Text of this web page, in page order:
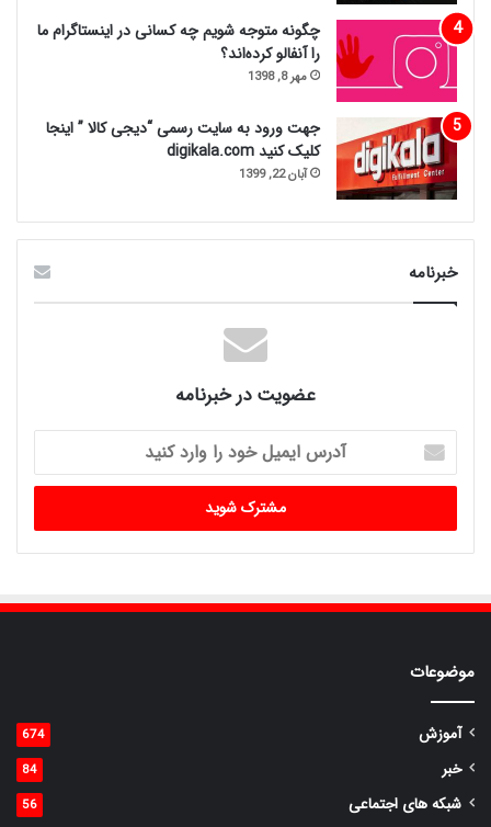
چگونه متوجه شویم چه کسانی در اینستاگرام ما
را آنفالو کرده‌اند؟
مهر 8, 1398
جهت ورود به سایت رسمی “دیجی کالا ” اینجا
کلیک کنید digikala.com
آبان 22, 1399
خبرنامه
عضویت در خبرنامه
آدرس
ایمیل
خود
وارد
کنید
موضوعات
آموزش 674
خبر 84
شبکه های اجتماعی 56